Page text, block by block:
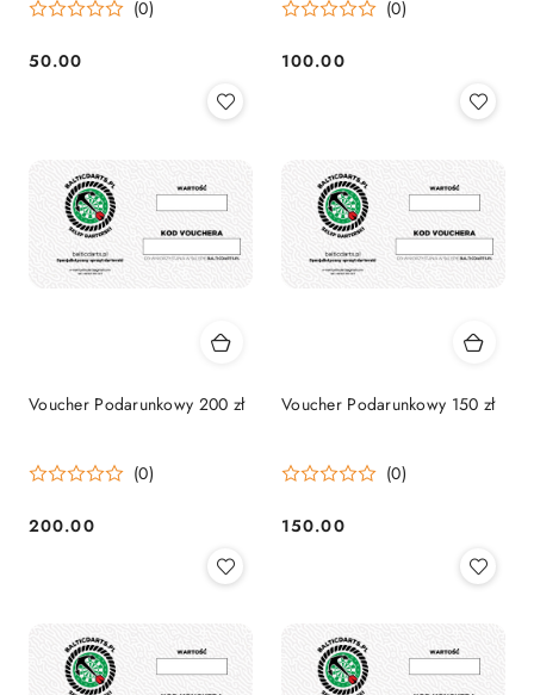
(0)
Cena:
50.00
(0)
Cena:
100.00
Voucher Podarunkowy 200 zł
(0)
Cena:
200.00
Voucher Podarunkowy 150 zł
(0)
Cena:
150.00